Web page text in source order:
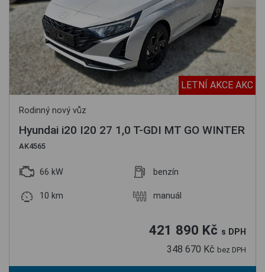
LETNÍ AKCE AKC
Rodinný nový vůz
Hyundai i20 I20 27 1,0 T-GDI MT GO WINTER
AK4565
66 kW benzín
10 km manuál
421 890 Kč s DPH
348 670 Kč bez DPH